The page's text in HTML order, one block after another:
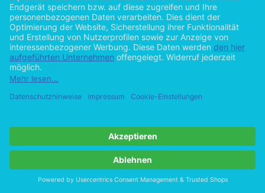
Hilfe/FAQ
Impressum
Datenschutz
AGB
Vertrag widerrufen
Zur Desktop-Version
Copyright ©Imprint in der Bedey & Thoms Media GmbH
Cookie-Einstellungen